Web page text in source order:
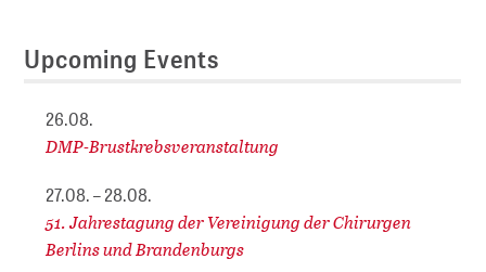
Upcoming Events
26.08.
DMP-Brustkrebsveranstaltung
27.08. – 28.08.
51. Jahrestagung der Vereinigung der Chirurgen
Berlins und Brandenburgs